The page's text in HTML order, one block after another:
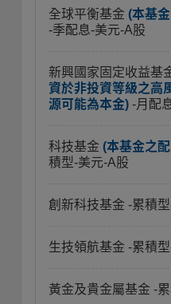
全球平衡基金 (本基
-季配息-美元-A股
新興國家固定收益基
資於非投資等級之高
源可能為本金) -月配
科技基金 (本基金之
積型-美元-A股
創新科技基金 -累積
生技領航基金 -累積
黃金及貴金屬基金 -